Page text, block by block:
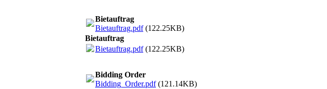
Bietauftrag
Bietauftrag.pdf(122.25KB)
Bietauftrag
Bietauftrag.pdf(122.25KB)
Bidding Order
Bidding_Order.pdf(121.14KB)